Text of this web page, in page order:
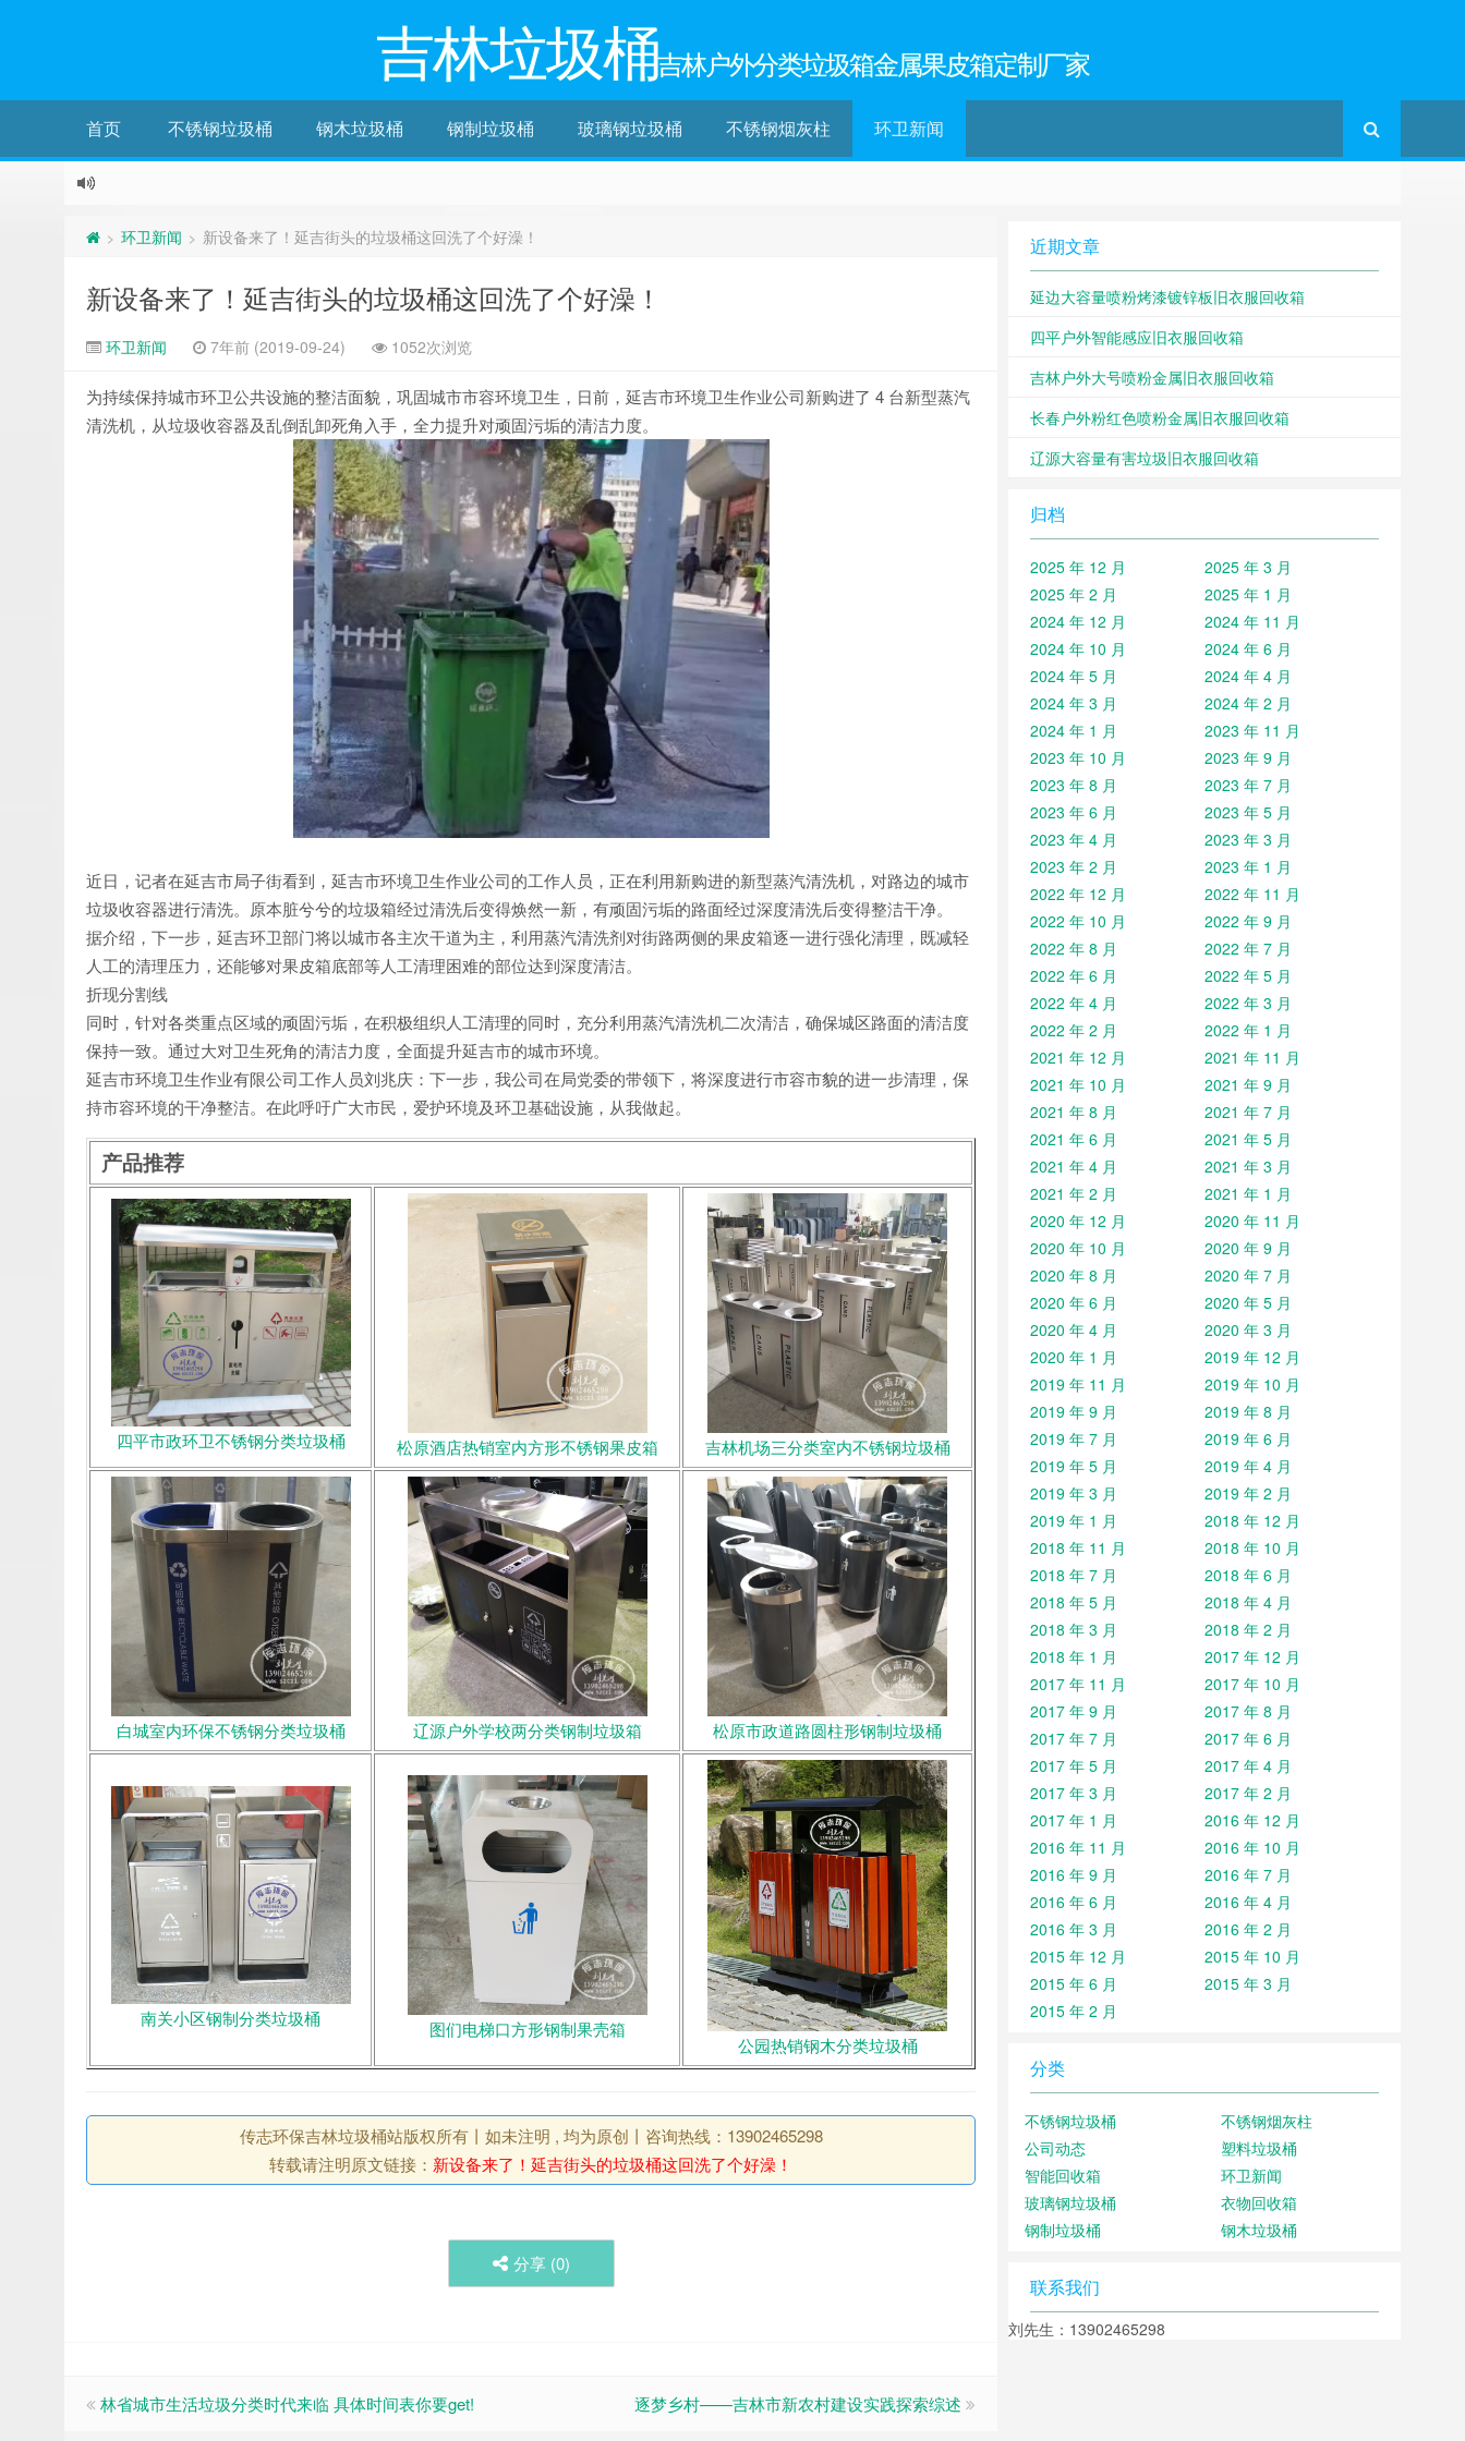
吉林垃圾桶吉林户外分类垃圾箱金属果皮箱定制厂家
首页 不锈钢垃圾桶 钢木垃圾桶 钢制垃圾桶 玻璃钢垃圾桶 不锈钢烟灰柱 环卫新闻
> 环卫新闻 > 新设备来了！延吉街头的垃圾桶这回洗了个好澡！
新设备来了！延吉街头的垃圾桶这回洗了个好澡！
环卫新闻 7年前 (2019-09-24) 1052次浏览
为持续保持城市环卫公共设施的整洁面貌，巩固城市市容环境卫生，日前，延吉市环境卫生作业公司新购进了 4 台新型蒸汽
清洗机，从垃圾收容器及乱倒乱卸死角入手，全力提升对顽固污垢的清洁力度。
近日，记者在延吉市局子街看到，延吉市环境卫生作业公司的工作人员，正在利用新购进的新型蒸汽清洗机，对路边的城市
垃圾收容器进行清洗。原本脏兮兮的垃圾箱经过清洗后变得焕然一新，有顽固污垢的路面经过深度清洗后变得整洁干净。
据介绍，下一步，延吉环卫部门将以城市各主次干道为主，利用蒸汽清洗剂对街路两侧的果皮箱逐一进行强化清理，既减轻
人工的清理压力，还能够对果皮箱底部等人工清理困难的部位达到深度清洁。
折现分割线
同时，针对各类重点区域的顽固污垢，在积极组织人工清理的同时，充分利用蒸汽清洗机二次清洁，确保城区路面的清洁度
保持一致。通过大对卫生死角的清洁力度，全面提升延吉市的城市环境。
延吉市环境卫生作业有限公司工作人员刘兆庆：下一步，我公司在局党委的带领下，将深度进行市容市貌的进一步清理，保
持市容环境的干净整洁。在此呼吁广大市民，爱护环境及环卫基础设施，从我做起。
产品推荐
四平市政环卫不锈钢分类垃圾桶 松原酒店热销室内方形不锈钢果皮箱 吉林机场三分类室内不锈钢垃圾桶
白城室内环保不锈钢分类垃圾桶 辽源户外学校两分类钢制垃圾箱 松原市政道路圆柱形钢制垃圾桶
南关小区钢制分类垃圾桶 图们电梯口方形钢制果壳箱
公园热销钢木分类垃圾桶
传志环保吉林垃圾桶站版权所有丨如未注明 , 均为原创丨咨询热线：13902465298
转载请注明原文链接： 新设备来了！延吉街头的垃圾桶这回洗了个好澡！
分享 (0)
林省城市生活垃圾分类时代来临 具体时间表你要get! 逐梦乡村——吉林市新农村建设实践探索综述
近期文章
延边大容量喷粉烤漆镀锌板旧衣服回收箱
四平户外智能感应旧衣服回收箱
吉林户外大号喷粉金属旧衣服回收箱
长春户外粉红色喷粉金属旧衣服回收箱
辽源大容量有害垃圾旧衣服回收箱
归档
2025 年 12 月
2025 年 3 月
2025 年 2 月
2025 年 1 月
2024 年 12 月
2024 年 11 月
2024 年 10 月
2024 年 6 月
2024 年 5 月
2024 年 4 月
2024 年 3 月
2024 年 2 月
2024 年 1 月
2023 年 11 月
2023 年 10 月
2023 年 9 月
2023 年 8 月
2023 年 7 月
2023 年 6 月
2023 年 5 月
2023 年 4 月
2023 年 3 月
2023 年 2 月
2023 年 1 月
2022 年 12 月
2022 年 11 月
2022 年 10 月
2022 年 9 月
2022 年 8 月
2022 年 7 月
2022 年 6 月
2022 年 5 月
2022 年 4 月
2022 年 3 月
2022 年 2 月
2022 年 1 月
2021 年 12 月
2021 年 11 月
2021 年 10 月
2021 年 9 月
2021 年 8 月
2021 年 7 月
2021 年 6 月
2021 年 5 月
2021 年 4 月
2021 年 3 月
2021 年 2 月
2021 年 1 月
2020 年 12 月
2020 年 11 月
2020 年 10 月
2020 年 9 月
2020 年 8 月
2020 年 7 月
2020 年 6 月
2020 年 5 月
2020 年 4 月
2020 年 3 月
2020 年 1 月
2019 年 12 月
2019 年 11 月
2019 年 10 月
2019 年 9 月
2019 年 8 月
2019 年 7 月
2019 年 6 月
2019 年 5 月
2019 年 4 月
2019 年 3 月
2019 年 2 月
2019 年 1 月
2018 年 12 月
2018 年 11 月
2018 年 10 月
2018 年 7 月
2018 年 6 月
2018 年 5 月
2018 年 4 月
2018 年 3 月
2018 年 2 月
2018 年 1 月
2017 年 12 月
2017 年 11 月
2017 年 10 月
2017 年 9 月
2017 年 8 月
2017 年 7 月
2017 年 6 月
2017 年 5 月
2017 年 4 月
2017 年 3 月
2017 年 2 月
2017 年 1 月
2016 年 12 月
2016 年 11 月
2016 年 10 月
2016 年 9 月
2016 年 7 月
2016 年 6 月
2016 年 4 月
2016 年 3 月
2016 年 2 月
2015 年 12 月
2015 年 10 月
2015 年 6 月
2015 年 3 月
2015 年 2 月
分类
不锈钢垃圾桶
不锈钢烟灰柱
公司动态
塑料垃圾桶
智能回收箱
环卫新闻
玻璃钢垃圾桶
衣物回收箱
钢制垃圾桶
钢木垃圾桶
联系我们
刘先生：13902465298